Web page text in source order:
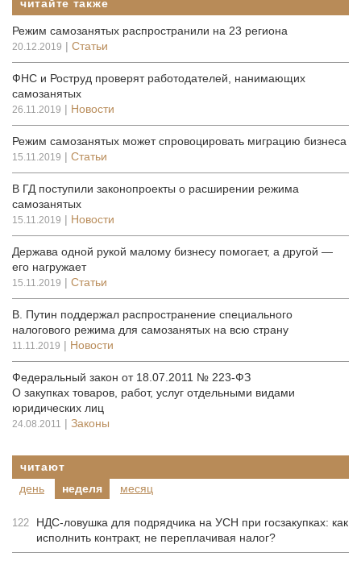
читайте также
Режим самозанятых распространили на 23 региона
20.12.2019 | Статьи
ФНС и Роструд проверят работодателей, нанимающих
самозанятых
26.11.2019 | Новости
Режим самозанятых может спровоцировать миграцию бизнеса
15.11.2019 | Статьи
В ГД поступили законопроекты о расширении режима
самозанятых
15.11.2019 | Новости
Держава одной рукой малому бизнесу помогает, а другой —
его нагружает
15.11.2019 | Статьи
В. Путин поддержал распространение специального
налогового режима для самозанятых на всю страну
11.11.2019 | Новости
Федеральный закон от 18.07.2011 № 223-ФЗ
О закупках товаров, работ, услуг отдельными видами
юридических лиц
24.08.2011 | Законы
читают
день
неделя месяц
122
НДС-ловушка для подрядчика на УСН при госзакупках: как
исполнить контракт, не переплачивая налог?